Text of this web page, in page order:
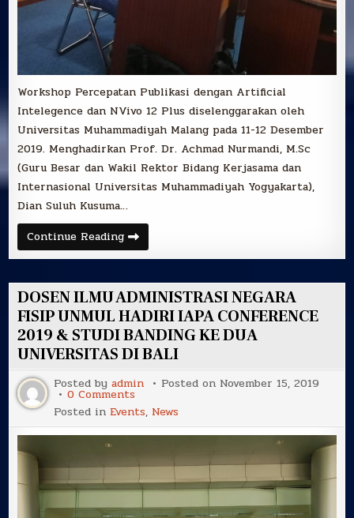
Workshop Percepatan Publikasi dengan Artificial
Intelegence dan NVivo 12 Plus diselenggarakan oleh
Universitas Muhammadiyah Malang pada 11-12 Desember
2019. Menghadirkan Prof. Dr. Achmad Nurmandi, M.Sc
(Guru Besar dan Wakil Rektor Bidang Kerjasama dan
Internasional Universitas Muhammadiyah Yogyakarta),
Dian Suluh Kusuma…
Continue ReadingDOSEN
DAN
TENDIK
ADMINISTRASI
NEGARA
MENGIKUTI
WORKSHOP
PERCEPATAN
PUBLIKASI
DI
MALANG
DOSEN ILMU ADMINISTRASI NEGARA
FISIP UNMUL HADIRI IAPA CONFERENCE
2019 & STUDI BANDING KE DUA
UNIVERSITAS DI BALI
Posted byadmin Posted on November 15, 2019
0 Comments
DOSEN
ILMU
ADMINISTRASI
NEGARA
UNMUL
HADIRI
IAPA
CONFERENCE
2019
Posted inEvents, News